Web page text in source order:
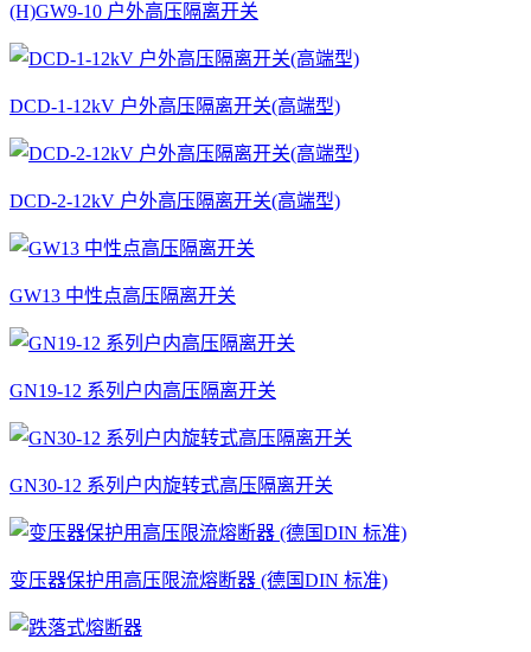
(H)GW9-10 户外高压隔离开关
DCD-1-12kV 户外高压隔离开关(高端型)
DCD-2-12kV 户外高压隔离开关(高端型)
GW13 中性点高压隔离开关
GN19-12 系列户内高压隔离开关
GN30-12 系列户内旋转式高压隔离开关
变压器保护用高压限流熔断器 (德国DIN 标准)